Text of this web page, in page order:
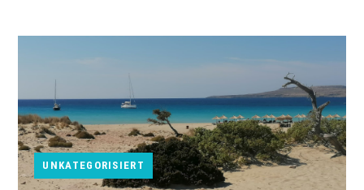
UNKATEGORISIERT